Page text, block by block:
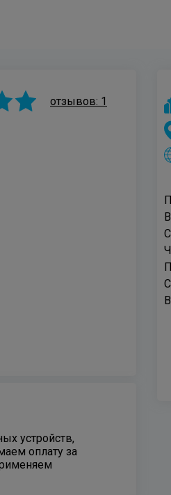
отзывов: 1
устройств,
оплату за